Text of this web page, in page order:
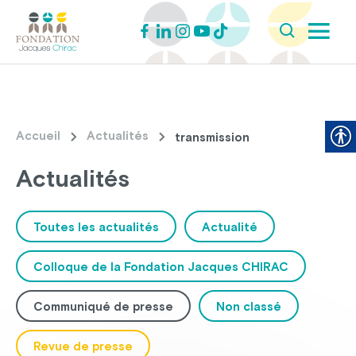
Accueil Actualités transmission
Actualités
Toutes les actualités Actualité
Colloque de la Fondation Jacques CHIRAC
Communiqué de presse Non classé
Revue de presse